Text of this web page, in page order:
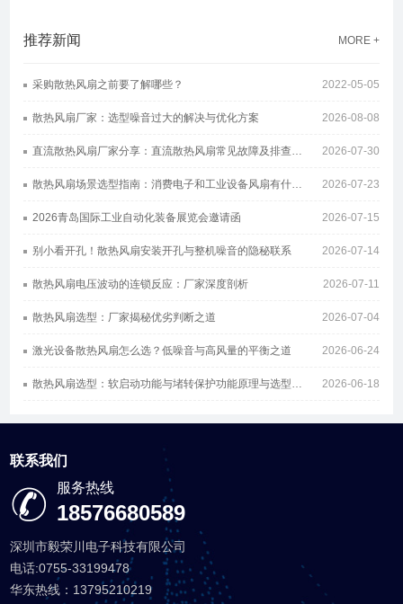
推荐新闻 MORE +
2022-05-05
采购散热风扇之前要了解哪些？
2026-08-08
散热风扇厂家：选型噪音过大的解决与优化方案
2026-07-30
直流散热风扇厂家分享：直流散热风扇常见故障及排查方案
2026-07-23
散热风扇场景选型指南：消费电子和工业设备风扇有什么区别
2026-07-15
2026青岛国际工业自动化装备展览会邀请函
2026-07-14
别小看开孔！散热风扇安装开孔与整机噪音的隐秘联系
2026-07-11
散热风扇电压波动的连锁反应：厂家深度剖析
2026-07-04
散热风扇选型：厂家揭秘优劣判断之道
2026-06-24
激光设备散热风扇怎么选？低噪音与高风量的平衡之道
2026-06-18
散热风扇选型：软启动功能与堵转保护功能原理与选型指南
联系我们
服务热线
18576680589
深圳市毅荣川电子科技有限公司
电话:0755-33199478
华东热线：13795210219